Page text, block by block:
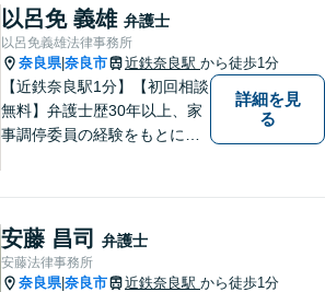
はお気軽にご相談ください。
【初回相談料60分5,500円】
【分かりやすい説明】
以呂免 義雄 弁護士
以呂免義雄法律事務所
奈良県|奈良市 近鉄奈良駅 から徒歩1分
【近鉄奈良駅1分】【初回相談
無料】弁護士歴30年以上、家
事調停委員の経験をもとに複
発生前のご相談も受け付けて
おります。【電話相談可】
詳細を見
る
安藤 昌司 弁護士
安藤法律事務所
奈良県|奈良市 近鉄奈良駅 から徒歩1分